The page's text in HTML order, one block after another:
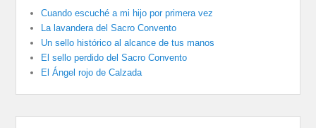
Cuando escuché a mi hijo por primera vez
La lavandera del Sacro Convento
Un sello histórico al alcance de tus manos
El sello perdido del Sacro Convento
El Ángel rojo de Calzada